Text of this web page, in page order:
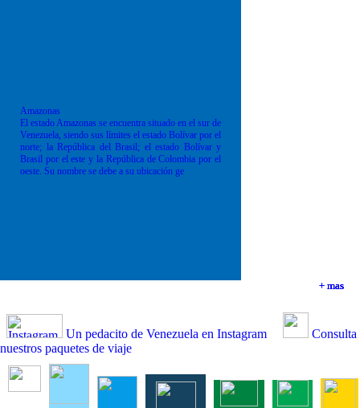
+ mas
+ mas
+ mas
Amazonas
El estado Amazonas se encuentra situado en el sur de
Venezuela, siendo sus límites el estado Bolívar por el
norte; la República del Brasil; el estado Bolívar y
Brasil por el este y la República de Colombia por el
oeste. Su nombre se debe a su ubicación ge
+ mas
Un pedacito de Venezuela en Instagram
Consulta
nuestros paquetes de viaje